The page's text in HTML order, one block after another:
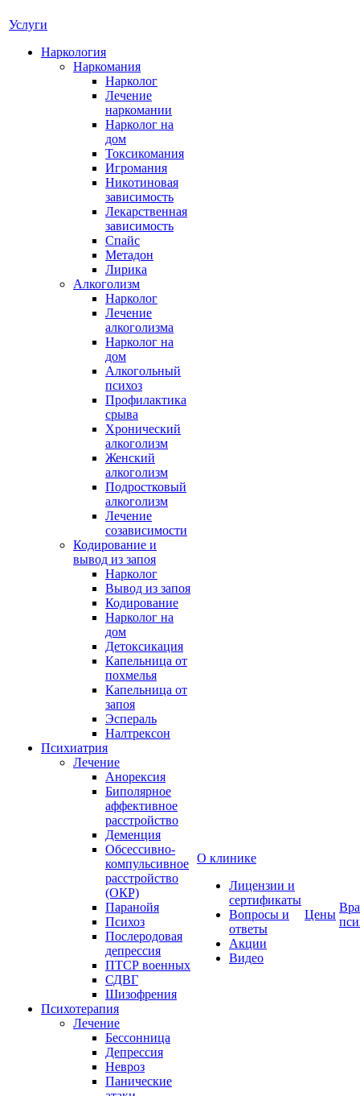
Услуги
Наркология
Наркомания
Нарколог
Лечение
наркомании
Нарколог на
дом
Токсикомания
Игромания
Никотиновая
зависимость
Лекарственная
зависимость
Спайс
Метадон
Лирика
Алкоголизм
Нарколог
Лечение
алкоголизма
Нарколог на
дом
Алкогольный
психоз
Профилактика
срыва
Хронический
алкоголизм
Женский
алкоголизм
Подростковый
алкоголизм
Лечение
созависимости
Кодирование и
вывод из запоя
Нарколог
Вывод из запоя
Кодирование
Нарколог на
дом
Детоксикация
Капельница от
похмелья
Капельница от
запоя
Эспераль
Налтрексон
Психиатрия
Лечение
Анорексия
Биполярное
аффективное
расстройство
Деменция
Обсессивно-
компульсивное
расстройство
(ОКР)
Паранойя
Психоз
Послеродовая
депрессия
ПТСР военных
СДВГ
Шизофрения
Психотерапия
Лечение
Бессонница
Депрессия
Невроз
Панические
О клинике
Лицензии и
сертификаты
Вопросы и
ответы
Акции
Видео
Цены